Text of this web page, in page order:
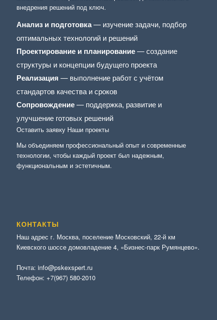
внедрения решений под ключ.
Анализ и подготовка— изучение задачи, подбор
оптимальных технологий и решений
Проектирование и планирование— создание
структуры и концепции будущего проекта
Реализация — выполнение работ с учётом
стандартов качества и сроков
Сопровождение— поддержка, развитие и
улучшение готовых решений
Оставить заявку Наши проекты
Мы объединяем профессиональный опыт и современные
технологии, чтобы каждый проект был надежным,
функциональным и эстетичным.
КОНТАКТЫ
Наш адрес г. Москва, поселение Московский, 22-й км
Киевского шоссе домовладение 4, «Бизнес-парк Румянцево».
Почта: info@pskexspert.ru
Телефон: +7(967) 580-2010